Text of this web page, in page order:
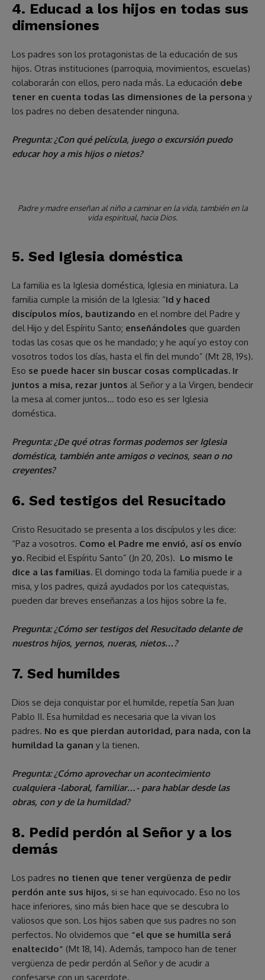
4. Educad a los hijos en todas sus
dimensiones
Los padres son los protagonistas de la educación de sus
hijos. Otras instituciones (parroquia, movimientos, escuelas)
colaborarán con ellos, pero nada más. La educación debe
tener en cuenta todas las dimensiones de la persona y
los padres no deben desatender ninguna.
Pregunta: ¿Con qué película, juego o excursión puedo
educar hoy a mis hijos o nietos?
Padre y madre enseñan al niño a caminar en la vida, también en la
vida espiritual, hacia Dios.
5. Sed Iglesia doméstica
La familia es la Iglesia doméstica, Iglesia en miniatura. La
familia cumple la misión de la Iglesia: “Id y haced
discípulos míos, bautizando en el nombre del Padre y
del Hijo y del Espíritu Santo; enseñándoles que guarden
todas las cosas que os he mandado; y he aquí yo estoy con
vosotros todos los días, hasta el fin del mundo” (Mt 28, 19s).
Eso se puede hacer sin buscar cosas complicadas. Ir
juntos a misa, rezar juntos al Señor y a la Virgen, bendecir
la mesa al comer juntos… todo eso es ser Iglesia
doméstica.
Pregunta: ¿De qué otras formas podemos ser Iglesia
doméstica, también ante amigos o vecinos, sean o no
creyentes?
6. Sed testigos del Resucitado
Cristo Resucitado se presenta a los discípulos y les dice:
“Paz a vosotros. Como el Padre me envió, así os envío
yo. Recibid el Espíritu Santo” (Jn 20, 20s). Lo mismo le
dice a las familias. El domingo toda la familia puede ir a
misa, y los padres, quizá ayudados por los catequistas,
pueden dar breves enseñanzas a los hijos sobre la fe.
Pregunta: ¿Cómo ser testigos del Resucitado delante de
nuestros hijos, yernos, nueras, nietos…?
7. Sed humildes
Dios se deja conquistar por el humilde, repetía San Juan
Pablo II. Esa humildad es necesaria que la vivan los
padres. No es que pierdan autoridad, para nada, con la
humildad la ganan y la tienen.
Pregunta: ¿Cómo aprovechar un acontecimiento
cualquiera -laboral, familiar…- para hablar desde las
obras, con y de la humildad?
8. Pedid perdón al Señor y a los
demás
Los padres no tienen que tener vergüenza de pedir
perdón ante sus hijos, si se han equivocado. Eso no los
hace inferiores, sino más bien hace que se descubra lo
valiosos que son. Los hijos saben que sus padres no son
perfectos. No olvidemos que “el que se humilla será
enaltecido” (Mt 18, 14). Además, tampoco han de tener
vergüenza de pedir perdón al Señor y de acudir a
confesarse con un sacerdote.